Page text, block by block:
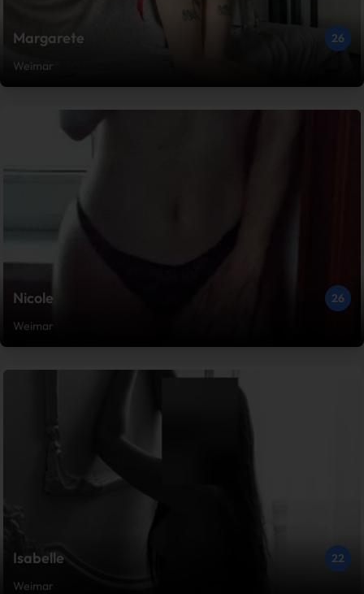
Margarete
26
Weimar
Nicole
26
Weimar
Isabelle
22
Weimar